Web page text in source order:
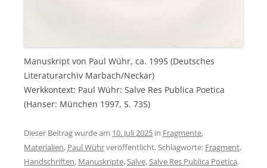
Manuskript von Paul Wühr, ca. 1995 (Deutsches
Literaturarchiv Marbach/Neckar)
Werkkontext: Paul Wühr: Salve Res Publica Poetica
(Hanser: München 1997, S. 735)
Dieser Beitrag wurde am 10. Juli 2025in Fragmente,
Materialien, Paul Wührveröffentlicht. Schlagworte: Fragment,
Handschriften, Manuskripte,Salve,Salve Res Publica Poetica.